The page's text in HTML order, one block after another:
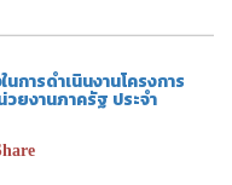
นการดำเนินงานโครงการ
ยงานภาครัฐ ประจำ